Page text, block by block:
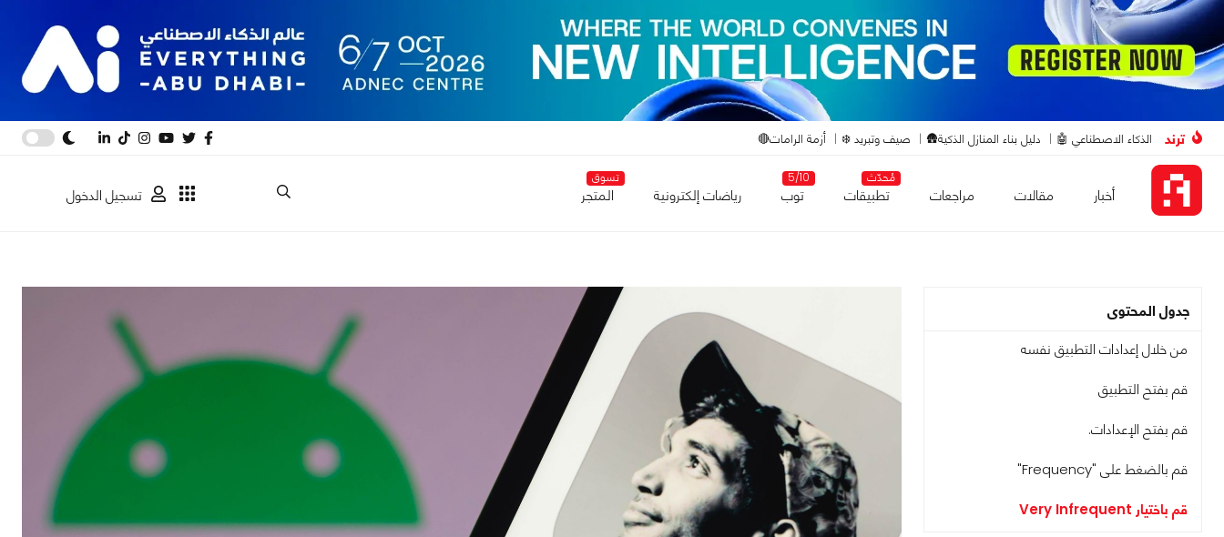
ترند الذكاء الاصطناعي 🤖 دليل بناء المنازل الذكية🛖 صيف وتبريد ❄️ أزمة الرامات🔴
أخبار مقالات مراجعات
مُحدّث
تطبيقات
5/10
توب رياضات إلكترونية
تسوق
المتجر تسجيل الدخول
جدول المحتوى
من خلال إعدادات التطبيق نفسه
قم بفتح التطبيق
قم بفتح الإعدادات.
قم بالضغط على "Frequency"
قم باختيار Very Infrequent